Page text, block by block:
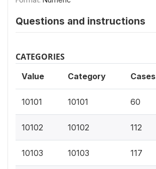
Questions and instructions
CATEGORIES
Value Category Cases
10101 10101 60
10102 10102 112
10103 10103 117